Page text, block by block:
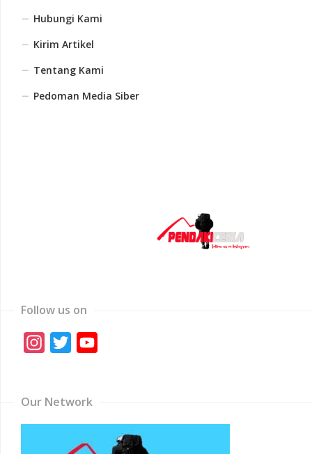
Hubungi Kami
Kirim Artikel
Tentang Kami
Pedoman Media Siber
Follow us on
Instagram
Twitter
Our Network